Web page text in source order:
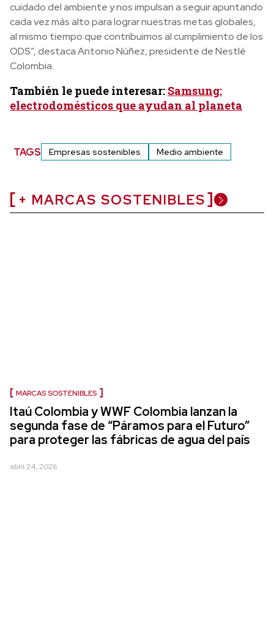
cuidado del ambiente y nos impulsan a seguir apuntando
cada vez más alto para lograr nuestras metas globales,
al mismo tiempo que contribuimos al cumplimiento de los
ODS”, destaca Antonio Núñez, presidente de Nestlé
Colombia.
También le puede interesar: Samsung:
electrodomésticos que ayudan al planeta
TAGS Empresas sostenibles Medio ambiente
+ MARCAS SOSTENIBLES
MARCAS SOSTENIBLES
Itaú Colombia y WWF Colombia lanzan la
segunda fase de “Páramos para el Futuro”
para proteger las fábricas de agua del país
abril 24, 2026